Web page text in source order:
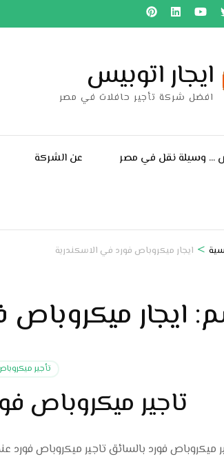
ايجار اتوبيس
افضل شركة تأجير حافلات في مصر
… وسيلة نقل في مصر عن الشركة
> ايجار ميكروباص فورد في الاسكندرية
ايجار
تأجير
تاجير ميكروباص
ميكروباص فورد بالسائق تاجير ميكروباص فورد